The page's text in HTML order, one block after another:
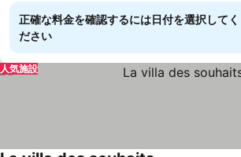
正確な料金を確認するには日付を選択してく
ださい
人気施設